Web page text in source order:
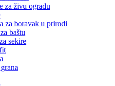
za živu ogradu
za boravak u prirodi
baštu
sekire